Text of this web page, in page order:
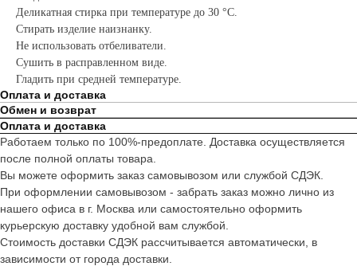
Деликатная стирка при температуре до 30 °C.
Стирать изделие наизнанку.
Не использовать отбеливатели.
Сушить в расправленном виде.
Гладить при средней температуре.
Оплата и доставка
Обмен и возврат
Оплата и доставка
Работаем только по 100%-предоплате. Доставка осуществляется
после полной оплаты товара.
Вы можете оформить заказ самовывозом или службой СДЭК.
При оформлении самовывозом - забрать заказ можно лично из
нашего офиса в г. Москва или самостоятельно оформить
курьерскую доставку удобной вам службой.
Стоимость доставки СДЭК рассчитывается автоматически, в
зависимости от города доставки.